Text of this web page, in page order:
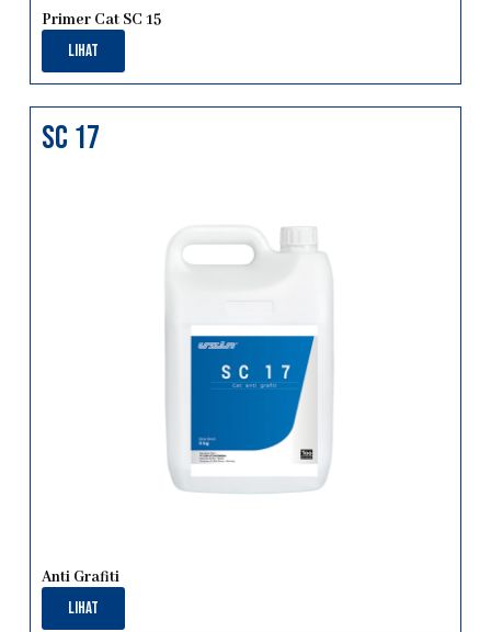
Primer Cat SC 15
Lihat
sc 17
Anti Grafiti
Lihat